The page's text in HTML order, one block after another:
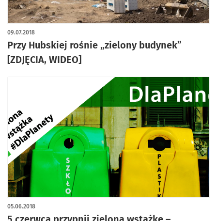
Przy Hubskiej rośnie „zielony budynek”
[ZDJĘCIA, WIDEO]
09.07.2018
05.06.2018